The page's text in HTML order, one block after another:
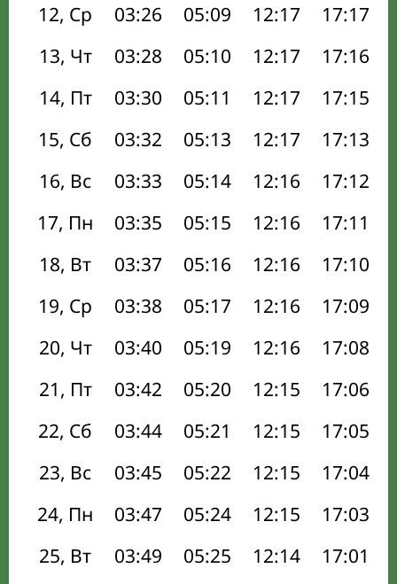
12, Ср
03:26 05:09 12:17 17:17
13, Чт
03:28 05:10 12:17 17:16
14, Пт
03:30 05:11 12:17 17:15
15, Сб
03:32 05:13 12:17 17:13
16, Вс
03:33 05:14 12:16 17:12
17, Пн
03:35 05:15 12:16 17:11
18, Вт
03:37 05:16 12:16 17:10
19, Ср
03:38 05:17 12:16 17:09
20, Чт
03:40 05:19 12:16 17:08
21, Пт
03:42 05:20 12:15 17:06
22, Сб
03:44 05:21 12:15 17:05
23, Вс
03:45 05:22 12:15 17:04
24, Пн
03:47 05:24 12:15 17:03
25, Вт
03:49 05:25 12:14 17:01